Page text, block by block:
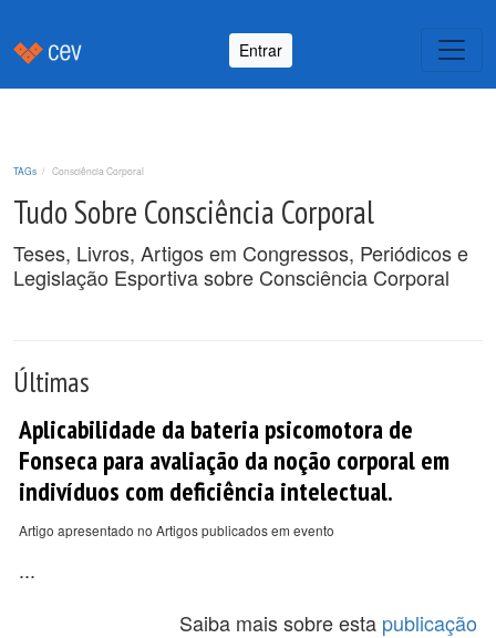
Entrar
TAGs Consciência Corporal
Tudo Sobre Consciência Corporal
Teses, Livros, Artigos em Congressos, Periódicos e
Legislação Esportiva sobre Consciência Corporal
Últimas
Aplicabilidade da bateria psicomotora de
Fonseca para avaliação da noção corporal em
indivíduos com deficiência intelectual.
Artigo apresentado no Artigos publicados em evento
...
Saiba mais sobre esta publicação